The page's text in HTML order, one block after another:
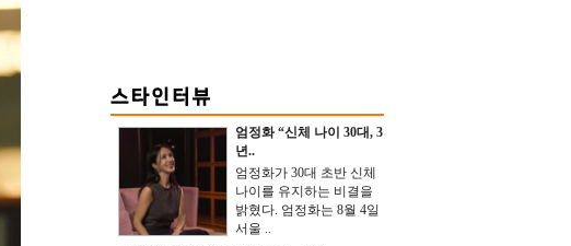
엄정화 “신체 나이 30대, 3
년..
엄정화가 30대 초반 신체
나이를 유지하는 비결을
밝혔다. 엄정화는 8월 4일
서울 ..